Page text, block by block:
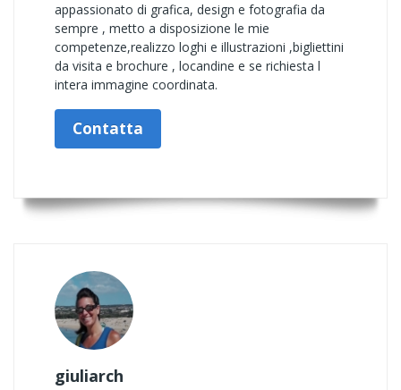
appassionato di grafica, design e fotografia da
sempre , metto a disposizione le mie
competenze,realizzo loghi e illustrazioni ,bigliettini
da visita e brochure , locandine e se richiesta l
intera immagine coordinata.
Contatta
giuliarch